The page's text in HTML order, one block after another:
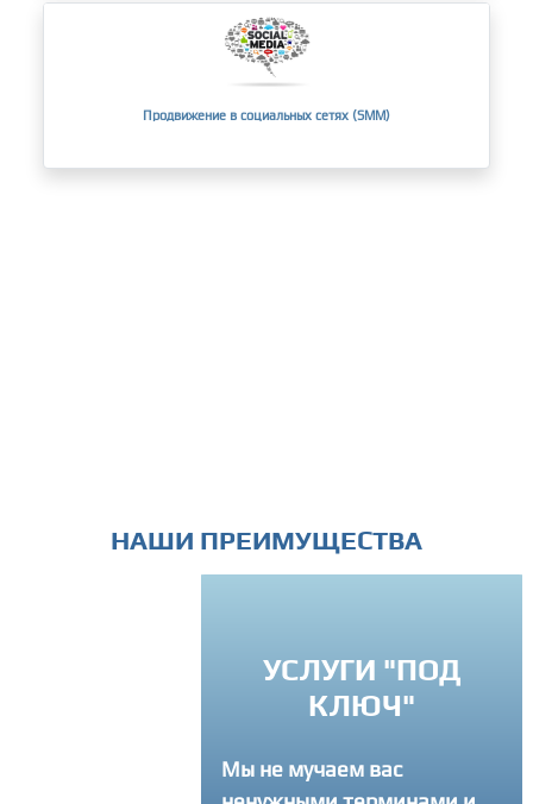
Продвижение в социальных сетях (SMM)
НАШИ ПРЕИМУЩЕСТВА
ПОДХОД
Вы можете связатся